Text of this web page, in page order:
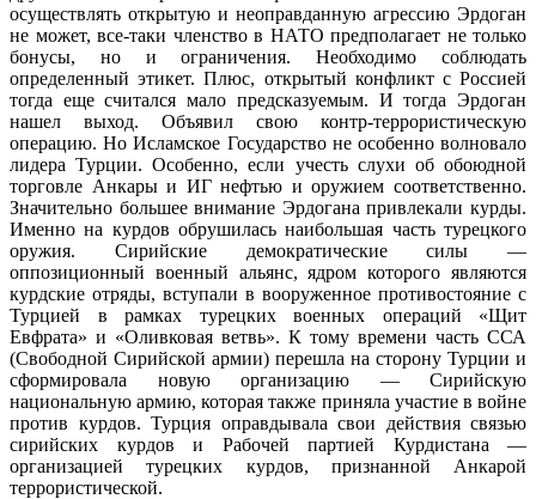
осуществлять открытую и неоправданную агрессию Эрдоган
не может, все-таки членство в НАТО предполагает не только
бонусы, но и ограничения. Необходимо соблюдать
определенный этикет. Плюс, открытый конфликт с Россией
тогда еще считался мало предсказуемым. И тогда Эрдоган
нашел выход. Объявил свою контр-террористическую
операцию. Но Исламское Государство не особенно волновало
лидера Турции. Особенно, если учесть слухи об обоюдной
торговле Анкары и ИГ нефтью и оружием соответственно.
Значительно большее внимание Эрдогана привлекали курды.
Именно на курдов обрушилась наибольшая часть турецкого
оружия. Сирийские демократические силы —
оппозиционный военный альянс, ядром которого являются
курдские отряды, вступали в вооруженное противостояние с
Турцией в рамках турецких военных операций «Щит
Евфрата» и «Оливковая ветвь». К тому времени часть ССА
(Свободной Сирийской армии) перешла на сторону Турции и
сформировала новую организацию — Сирийскую
национальную армию, которая также приняла участие в войне
против курдов. Турция оправдывала свои действия связью
сирийских курдов и Рабочей партией Курдистана —
организацией турецких курдов, признанной Анкарой
террористической.